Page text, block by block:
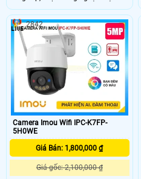
đèn chiếu sáng. Chất lượng hình
ảnh 5.0MP tiết kiệm băng thông và
chi phí, giám sát ban đêm tốt với
hồng ngoại 50m. Truyền tải hình
ảnh qua IP Wifi Digital chất lượng,
chống ngược sáng HDR
Camera Imou Wifi IPC-K7FP-
5H0WE
Giá Bán: 1,800,000 ₫
Giá gốc: 2,100,000 ₫
2842